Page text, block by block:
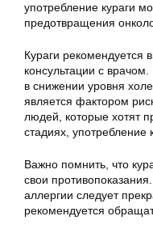
употребление кураги
предотвращения
Кураги рекомендуется
консультации с
в снижении уровня
является фактором
людей, которые хотят
стадиях, употребление
Важно помнить, что
свои
аллергии следует
рекомендуется